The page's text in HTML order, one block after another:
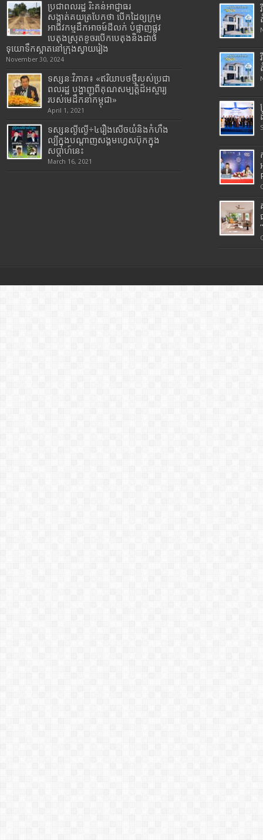
ប្រជាពលរដ្ឋ រិះគន់អាជ្ញាធរ
សង្កាត់គយត្របែកថា បើកដៃឲ្យក្រុម
អាជីវកម្មដឹកអាចម៍ដីលក់ បំផ្លាញផ្លូវ
បេតុងស្រុតខូចរបើកបេតុងនិងដាច់
ទុយោទឹកស្អាតនៅក្រុងស្វាយរៀង
November 30, 2024
ទស្សនៈវិភាគ៖ «ឥរិយាបថថ្មីរបស់ប្រជា
ពលរដ្ឋ បង្ហាញពីគុណសម្បត្តិដ៏អស្ចារ្យ
របស់មេដឹកនាំកម្ពុជា»
April 1, 2021
ទស្សនល្ងីល្ងើ÷៤រឿងសើចយំនិងកំហឹង
ល្បីក្នុងបណ្តាញសង្គមហ្វេសប៊ុកក្នុង
សប្តាហ៍នេះ
March 16, 2021